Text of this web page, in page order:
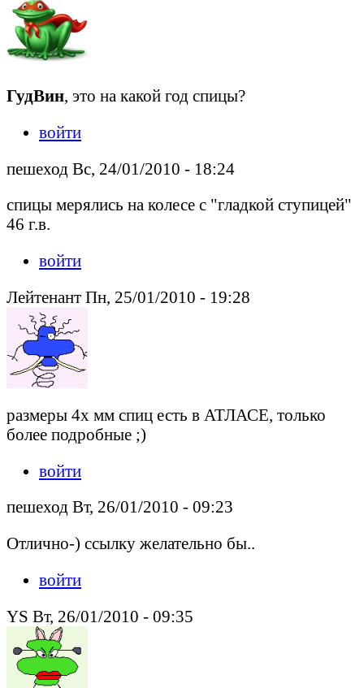
ГудВин, это на какой год спицы?
войти
пешеход Вс, 24/01/2010 - 18:24
спицы мерялись на колесе с "гладкой ступицей"
46 г.в.
войти
Лейтенант Пн, 25/01/2010 - 19:28
размеры 4х мм спиц есть в АТЛАСЕ, только
более подробные ;)
войти
пешеход Вт, 26/01/2010 - 09:23
Отлично-) ссылку желательно бы..
войти
YS Вт, 26/01/2010 - 09:35